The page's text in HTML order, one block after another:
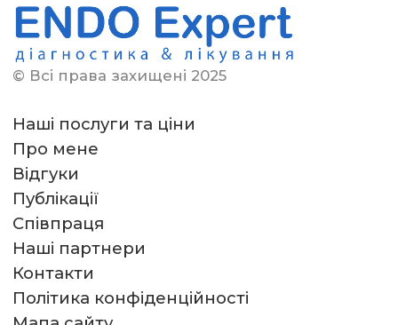
© Всі права захищені 2025
Наші послуги та ціни
Про мене
Відгуки
Публікації
Співпраця
Наші партнери
Контакти
Політика конфіденційності